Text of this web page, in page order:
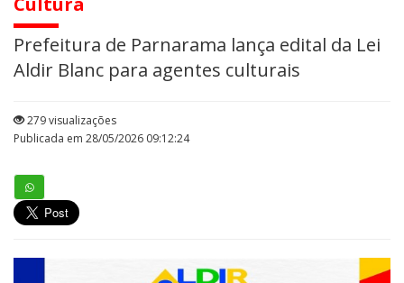
Prefeitura de Parnarama lança edital da Lei
Aldir Blanc para agentes culturais
279 visualizações
Publicada em 28/05/2026 09:12:24